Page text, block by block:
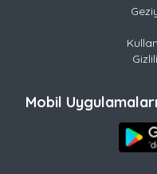
Mobil